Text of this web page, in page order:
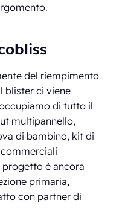
del riempimento
blister ci viene
di tutto il
multipannello,
di bambino, kit di
progetto è ancora
primaria,
con partner di